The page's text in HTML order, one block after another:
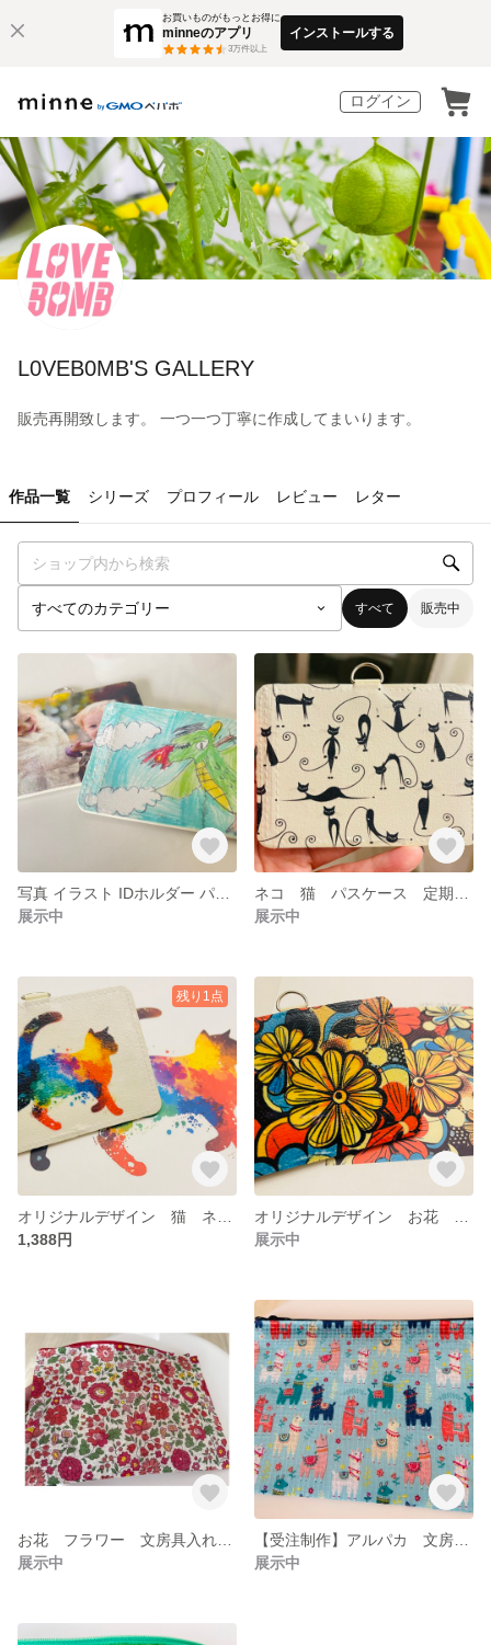
お買いものがもっとお得に
minneのアプリ
3万件以上
インストールする
ログイン
L0VEB0MB'S GALLERY
販売再開致します。 一つ一つ丁寧に作成してまいります。
作品一覧 シリーズ プロフィール レビュー レター
すべて 販売中
展示中
展示中
残り1点
1,388円
展示中
展示中
展示中